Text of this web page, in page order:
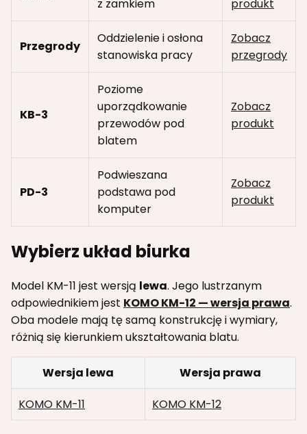
z zamkiem
produkt
Przegrody
Oddzielenie i osłona
stanowiska pracy
Zobacz
przegrody
KB-3
Poziome
uporządkowanie
przewodów pod
blatem
Zobacz
produkt
PD-3
Podwieszana
podstawa pod
komputer
Zobacz
produkt
Wybierz układ biurka
Model KM-11 jest wersją lewa. Jego lustrzanym
odpowiednikiem jest KOMO KM-12 — wersja prawa.
Oba modele mają tę samą konstrukcję i wymiary,
różnią się kierunkiem ukształtowania blatu.
Wersja lewa
Wersja prawa
KOMO KM-11
KOMO KM-12